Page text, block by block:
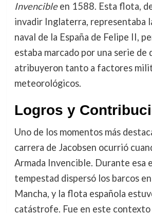
Invencibleen 1588. Esta flota,
invadir Inglaterra, representaba
naval de la España de Felipe II,
estaba marcado por una serie de
atribuyeron tanto a factores
meteorológicos.
Logros y
Uno de los momentos más
carrera de Jacobsen ocurrió
Armada Invencible. Durante esa
tempestad dispersó los barcos
Mancha, y la flota española
catástrofe. Fue en este contexto